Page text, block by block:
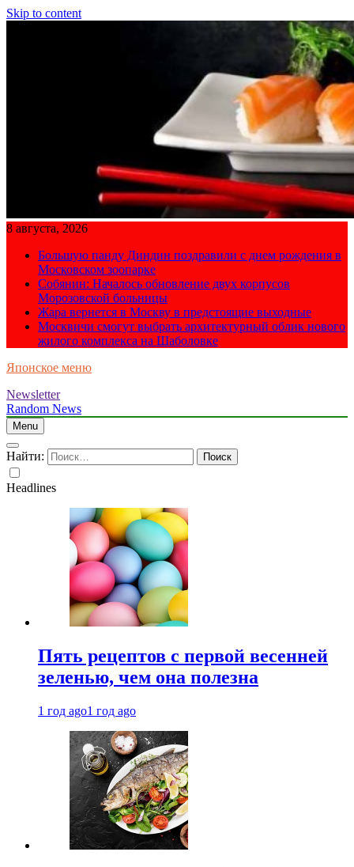
Skip to content
8 августа, 2026
Большую панду Диндин поздравили с днем рождения в
Московском зоопарке
Собянин: Началось обновление двух корпусов
Морозовской больницы
Жара вернется в Москву в предстоящие выходные
Москвичи смогут выбрать архитектурный облик нового
жилого комплекса на Шаболовке
Японское меню
Newsletter
Random News
Menu
Найти:
Headlines
Пять рецептов с первой весенней
зеленью, чем она полезна
1 год ago1 год ago